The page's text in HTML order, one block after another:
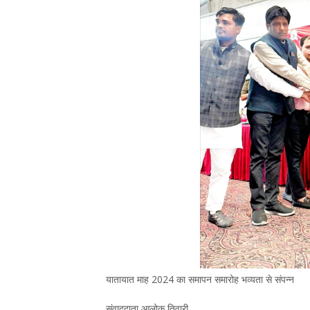
यातायात माह 2024 का समापन समारोह भव्यता से संपन्न